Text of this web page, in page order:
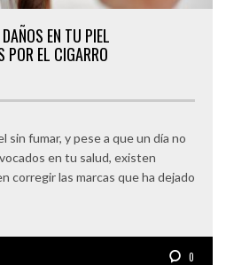
EN TU PIEL
POR EL CIGARRO
sin fumar, y pese a que un día no
en tu salud, existen
corregir las marcas que ha dejado
0